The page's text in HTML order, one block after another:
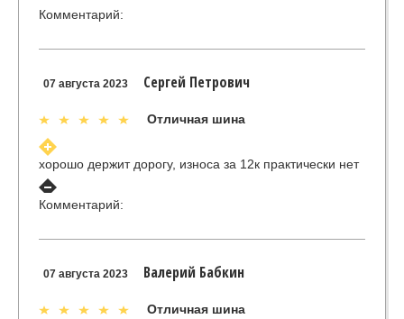
Комментарий:
07 августа 2023 Сергей Петрович
Отличная шина
хорошо держит дорогу, износа за 12к практически нет
Комментарий:
07 августа 2023 Валерий Бабкин
Отличная шина